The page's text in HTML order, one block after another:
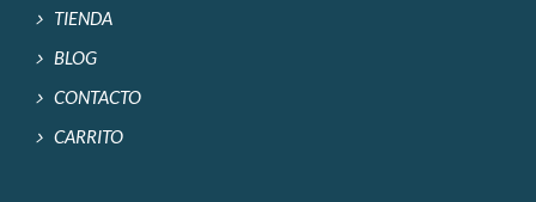
TIENDA
BLOG
CONTACTO
CARRITO